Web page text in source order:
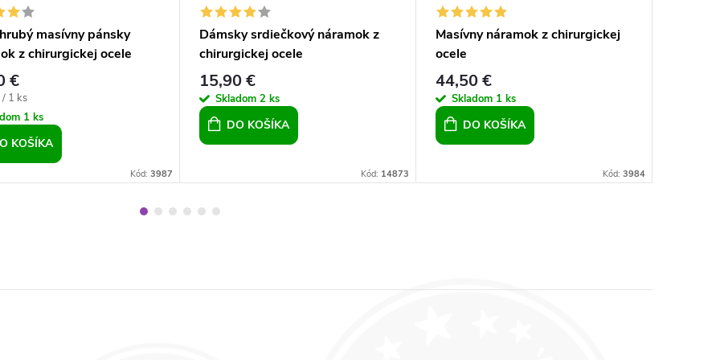
masívny pánsky
z chirurgickej ocele
Chain 21,5 cm
€
1 ks
1 ks
KOŠÍKA
Kód: 3987
Dámsky srdiečkový náramok z
chirurgickej ocele
15,90 €
Skladom 2 ks
DO KOŠÍKA
Kód: 14873
Masívny náramok z chirurgickej
ocele
44,50 €
Skladom 1 ks
DO KOŠÍKA
Kód: 3984